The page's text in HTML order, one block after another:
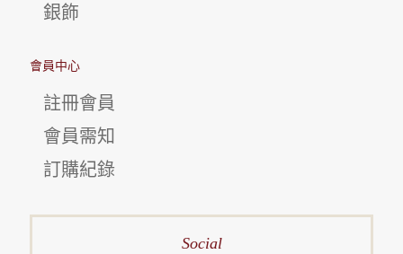
銀飾
會員中心
註冊會員
會員需知
訂購紀錄
Social